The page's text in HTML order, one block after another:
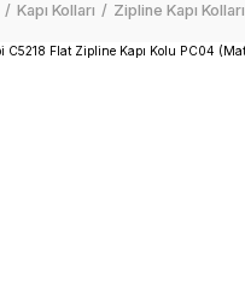
Kapı Kolları Zipline Kapı Kolları